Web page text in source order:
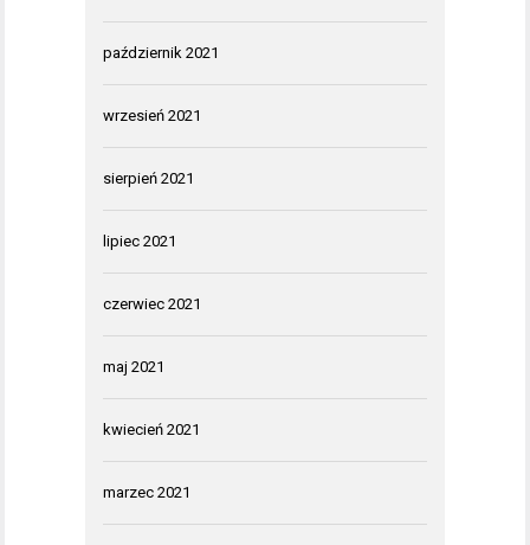
październik 2021
wrzesień 2021
sierpień 2021
lipiec 2021
czerwiec 2021
maj 2021
kwiecień 2021
marzec 2021